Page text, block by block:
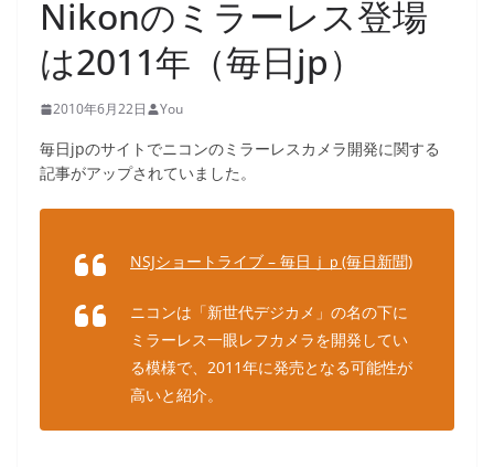
Nikonのミラーレス登場
は2011年（毎日jp）
2010年6月22日 You
毎日jpのサイトでニコンのミラーレスカメラ開発に関する
記事がアップされていました。
NSJショートライブ – 毎日ｊｐ(毎日新聞)
ニコンは「新世代デジカメ」の名の下に
ミラーレス一眼レフカメラを開発してい
る模様で、2011年に発売となる可能性が
高いと紹介。